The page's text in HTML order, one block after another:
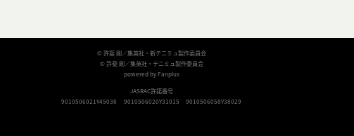
© 許斐 剛／集英社・新テニミュ製作委員会
© 許斐 剛／集英社・テニミュ製作委員会
powered by Fanplus
JASRAC許諾番号
9010506021Y45038
9010506020Y31015 9010506058Y38029